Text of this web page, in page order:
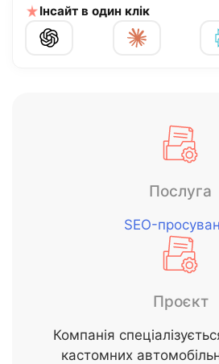
Інсайт в один клік
Послуга
SEO-
Проєкт
Компанія
кастомних